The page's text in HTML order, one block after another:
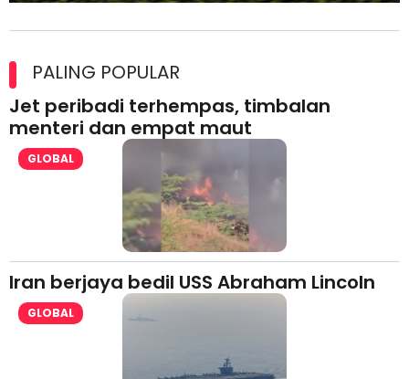
lesen separuh pertama 2026
PALING POPULAR
Jet peribadi terhempas, timbalan
menteri dan empat maut
GLOBAL
Iran berjaya bedil USS Abraham Lincoln
GLOBAL